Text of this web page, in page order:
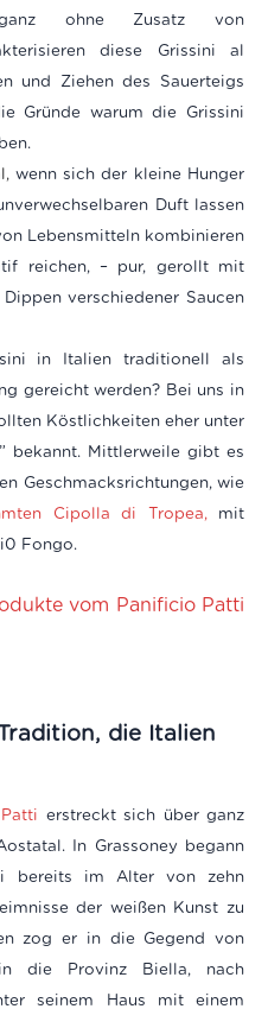
ohne Zusatz von
diese Grissini al
und Ziehen des Sauerteigs
Gründe warum die Grissini
wenn sich der kleine Hunger
Duft lassen
Lebensmitteln kombinieren
reichen, – pur, gerollt mit
verschiedener Saucen
in Italien traditionell als
gereicht werden? Bei uns in
Köstlichkeiten eher unter
bekannt. Mittlerweile gibt es
Geschmacksrichtungen, wie
Cipolla di Tropea, mit
Fongo.
vom Panificio Patti
die Italien
erstreckt sich über ganz
In Grassoney begann
bereits im Alter von zehn
der weißen Kunst zu
zog er in die Gegend von
die Provinz Biella, nach
seinem Haus mit einem